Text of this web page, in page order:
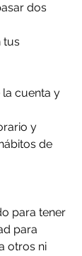
dos
tus
cuenta y
y
de
para tener
para
otros ni